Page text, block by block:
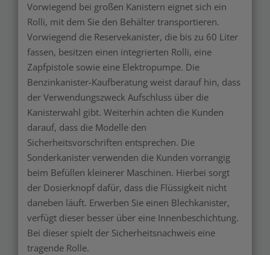
Vorwiegend bei großen Kanistern eignet sich ein
Rolli, mit dem Sie den Behälter transportieren.
Vorwiegend die Reservekanister, die bis zu 60 Liter
fassen, besitzen einen integrierten Rolli, eine
Zapfpistole sowie eine Elektropumpe. Die
Benzinkanister-Kaufberatung weist darauf hin, dass
der Verwendungszweck Aufschluss über die
Kanisterwahl gibt. Weiterhin achten die Kunden
darauf, dass die Modelle den
Sicherheitsvorschriften entsprechen. Die
Sonderkanister verwenden die Kunden vorrangig
beim Befüllen kleinerer Maschinen. Hierbei sorgt
der Dosierknopf dafür, dass die Flüssigkeit nicht
daneben läuft. Erwerben Sie einen Blechkanister,
verfügt dieser besser über eine Innenbeschichtung.
Bei dieser spielt der Sicherheitsnachweis eine
tragende Rolle.